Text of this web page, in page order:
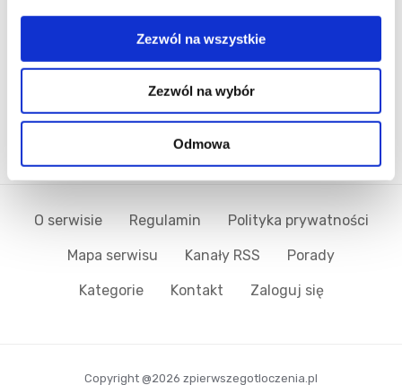
Zezwól na wszystkie
Zezwól na wybór
Odmowa
Poznaj markę Kujawski
Jak powstaje olej Kujawski z polskiego rzepaku?
O serwisie Regulamin Polityka prywatności
Mapa serwisu Kanały RSS Porady
Kategorie Kontakt Zaloguj się
Copyright @2026 zpierwszegotloczenia.pl